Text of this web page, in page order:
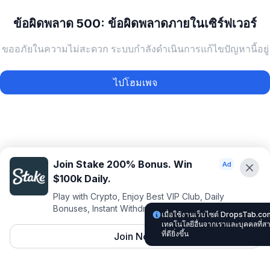
ข้อผิดพลาด 500: ข้อผิดพลาดภายในเซิร์ฟเวอร์
ขออภัยในความไม่สะดวก ระบบกำลังดำเนินการแก้ไขปัญหานี้อยู่
ไปโฮมเพจ
Join Stake 200% Bonus. Win
$100k Daily.
Play with Crypto, Enjoy Best VIP Club, Daily
Bonuses, Instant Withdrawals.
Join Now
เมื่อใช้งานเว็บไซต์
เทคโนโลยีอื่นจากเราและบุคคลที่
ที่ดียิ่งขึ้น